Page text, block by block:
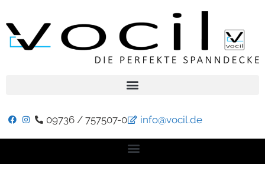
09736 / 757507-0 info@vocil.de